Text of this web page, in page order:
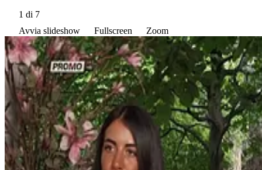
1 di 7
Avvia slideshow
Fullscreen Zoom